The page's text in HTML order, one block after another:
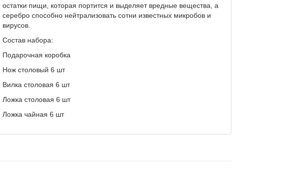
остатки пищи, которая портится и выделяет вредные вещества, а
серебро способно нейтрализовать сотни известных микробов и
вирусов.
Состав набора:
Подарочная коробка
Нож столовый 6 шт
Вилка столовая 6 шт
Ложка столовая 6 шт
Ложка чайная 6 шт